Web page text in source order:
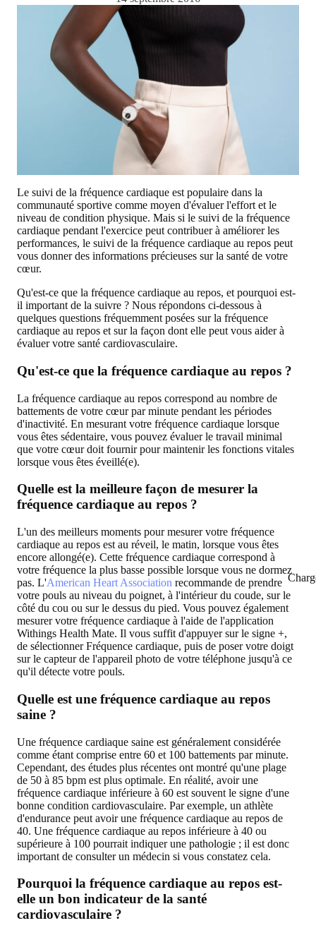
Le suivi de la fréquence cardiaque est populaire dans la
communauté sportive comme moyen d'évaluer l'effort et le
niveau de condition physique. Mais si le suivi de la fréquence
cardiaque pendant l'exercice peut contribuer à améliorer les
performances, le suivi de la fréquence cardiaque au repos peut
vous donner des informations précieuses sur la santé de votre
cœur.
Qu'est-ce que la fréquence cardiaque au repos, et pourquoi est-
il important de la suivre ? Nous répondons ci-dessous à
quelques questions fréquemment posées sur la fréquence
cardiaque au repos et sur la façon dont elle peut vous aider à
évaluer votre santé cardiovasculaire.
Qu'est-ce que la fréquence cardiaque au repos ?
La fréquence cardiaque au repos correspond au nombre de
battements de votre cœur par minute pendant les périodes
d'inactivité. En mesurant votre fréquence cardiaque lorsque
vous êtes sédentaire, vous pouvez évaluer le travail minimal
que votre cœur doit fournir pour maintenir les fonctions vitales
lorsque vous êtes éveillé(e).
Quelle est la meilleure façon de mesurer la
fréquence cardiaque au repos ?
L'un des meilleurs moments pour mesurer votre fréquence
cardiaque au repos est au réveil, le matin, lorsque vous êtes
encore allongé(e). Cette fréquence cardiaque correspond à
votre fréquence la plus basse possible lorsque vous ne dormez
pas. L'American Heart Association recommande de prendre
votre pouls au niveau du poignet, à l'intérieur du coude, sur le
côté du cou ou sur le dessus du pied. Vous pouvez également
mesurer votre fréquence cardiaque à l'aide de l'application
Withings Health Mate. Il vous suffit d'appuyer sur le signe +,
de sélectionner Fréquence cardiaque, puis de poser votre doigt
sur le capteur de l'appareil photo de votre téléphone jusqu'à ce
qu'il détecte votre pouls.
Quelle est une fréquence cardiaque au repos
saine ?
Une fréquence cardiaque saine est généralement considérée
comme étant comprise entre 60 et 100 battements par minute.
Cependant, des études plus récentes ont montré qu'une plage
de 50 à 85 bpm est plus optimale. En réalité, avoir une
fréquence cardiaque inférieure à 60 est souvent le signe d'une
bonne condition cardiovasculaire. Par exemple, un athlète
d'endurance peut avoir une fréquence cardiaque au repos de
40. Une fréquence cardiaque au repos inférieure à 40 ou
supérieure à 100 pourrait indiquer une pathologie ; il est donc
important de consulter un médecin si vous constatez cela.
Pourquoi la fréquence cardiaque au repos est-
elle un bon indicateur de la santé
cardiovasculaire ?